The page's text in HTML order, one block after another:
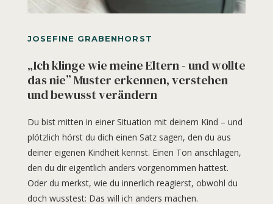
JOSEFINE GRABENHORST
„Ich klinge wie meine Eltern - und wollte
das nie” Muster erkennen, verstehen
und bewusst verändern
Du bist mitten in einer Situation mit deinem Kind – und
plötzlich hörst du dich einen Satz sagen, den du aus
deiner eigenen Kindheit kennst. Einen Ton anschlagen,
den du dir eigentlich anders vorgenommen hattest.
Oder du merkst, wie du innerlich reagierst, obwohl du
doch wusstest: Das will ich anders machen.